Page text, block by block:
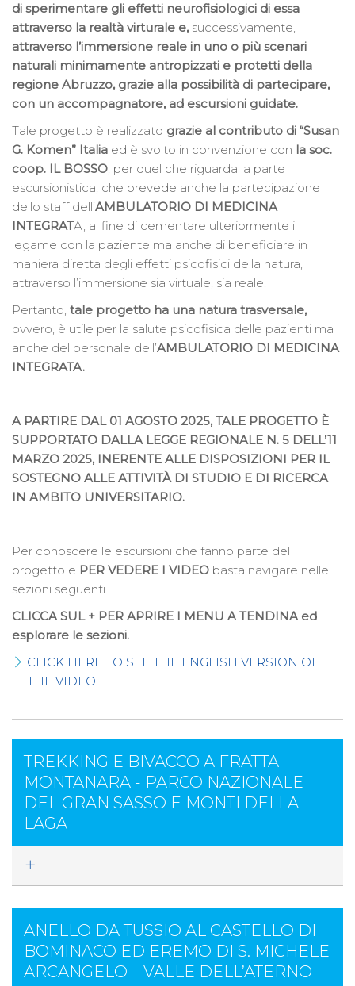
di sperimentare gli effetti neurofisiologici di essa
attraverso la realtà virturale e, successivamente,
attraverso l’immersione reale in uno o più scenari
naturali minimamente antropizzati e protetti della
regione Abruzzo, grazie alla possibilità di partecipare,
con un accompagnatore, ad escursioni guidate.
Tale progetto è realizzato grazie al contributo di “Susan
G. Komen” Italia ed è svolto in convenzione con la soc.
coop. IL BOSSO, per quel che riguarda la parte
escursionistica, che prevede anche la partecipazione
dello staff dell’AMBULATORIO DI MEDICINA
INTEGRATA, al fine di cementare ulteriormente il
legame con la paziente ma anche di beneficiare in
maniera diretta degli effetti psicofisici della natura,
attraverso l’immersione sia virtuale, sia reale.
Pertanto, tale progetto ha una natura trasversale,
ovvero, è utile per la salute psicofisica delle pazienti ma
anche del personale dell’AMBULATORIO DI MEDICINA
INTEGRATA.
A PARTIRE DAL 01 AGOSTO 2025, TALE PROGETTO È
SUPPORTATO DALLA LEGGE REGIONALE N. 5 DELL’11
MARZO 2025, INERENTE ALLE DISPOSIZIONI PER IL
SOSTEGNO ALLE ATTIVITÀ DI STUDIO E DI RICERCA
IN AMBITO UNIVERSITARIO.
Per conoscere le escursioni che fanno parte del
progetto e PER VEDERE I VIDEO basta navigare nelle
sezioni seguenti.
CLICCA SUL + PER APRIRE I MENU A TENDINA ed
esplorare le sezioni.
CLICK HERE TO SEE THE ENGLISH VERSION OF
THE VIDEO
TREKKING E BIVACCO A FRATTA
MONTANARA - PARCO NAZIONALE
DEL GRAN SASSO E MONTI DELLA
LAGA
ANELLO DA TUSSIO AL CASTELLO DI
BOMINACO ED EREMO DI S. MICHELE
ARCANGELO – VALLE DELL’ATERNO